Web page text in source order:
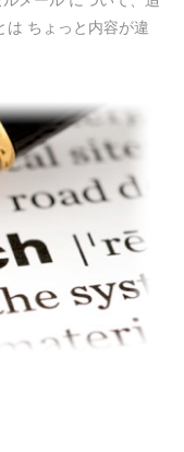
は ちょっと内容が違